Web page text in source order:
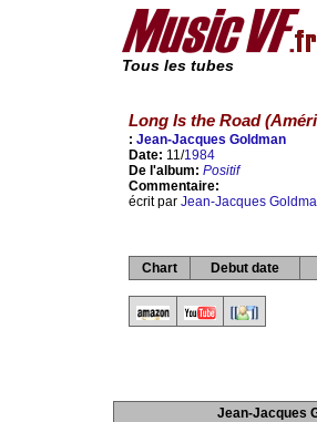
Tous les tubes
Long Is the Road
: Jean-Jacques Goldman
Date: 11/1984
De l'album: Positif
Commentaire:
écrit par Jean-Jacques
Chart Debut date
Jean-Jacques